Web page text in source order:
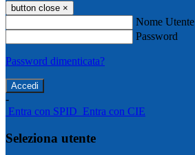
button close ×
Nome Utente
Password
Password dimenticata?
-
Entra con SPID Entra con CIE
Seleziona utente